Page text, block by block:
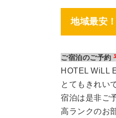
地域最安
ご宿泊のご予約
HOTEL WiLL
とてもきれい
宿泊は是非ご
高ランクのお